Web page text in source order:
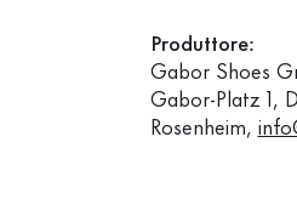
Produttore:
Gabor Shoes
Gabor-Platz 1,
Rosenheim,